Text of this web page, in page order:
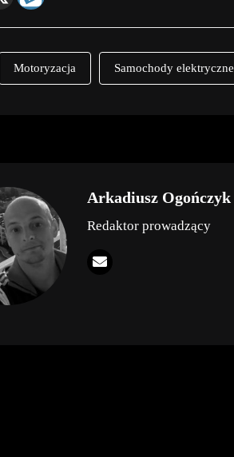
Motoryzacja Samochody elektryczne
Arkadiusz Ogończyk
Redaktor prowadzący